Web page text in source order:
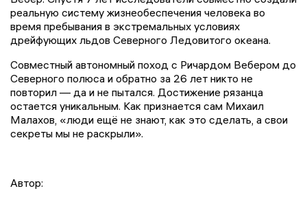
реальную систему жизнеобеспечения человека во
время пребывания в экстремальных условиях
дрейфующих льдов Северного Ледовитого океана.
Совместный автономный поход с Ричардом Вебером до
Северного полюса и обратно за 26 лет никто не
повторил — да и не пытался. Достижение рязанца
остается уникальным. Как признается сам Михаил
Малахов, «люди ещё не знают, как это сделать, а свои
секреты мы не раскрыли».
Автор: